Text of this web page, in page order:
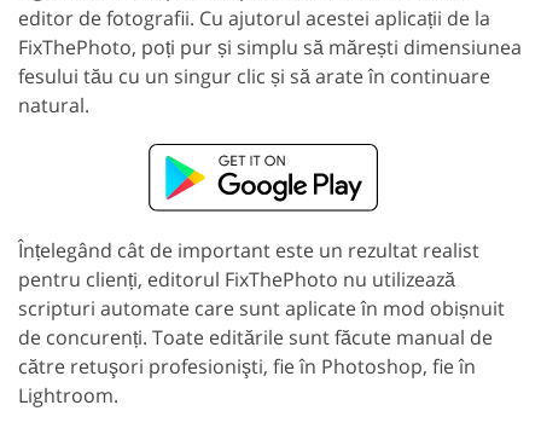
editor de fotografii. Cu ajutorul acestei aplicații de la
FixThePhoto, poți pur și simplu să mărești dimensiunea
fesului tău cu un singur clic și să arate în continuare
natural.
Înțelegând cât de important este un rezultat realist
pentru clienți, editorul FixThePhoto nu utilizează
scripturi automate care sunt aplicate în mod obișnuit
de concurenți. Toate editările sunt făcute manual de
către retuşori profesionişti, fie în Photoshop, fie în
Lightroom.